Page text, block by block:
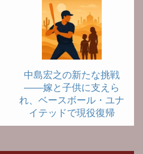
中島宏之の新たな挑戦
――嫁と子供に支えら
れ、ベースボール・ユナ
イテッドで現役復帰